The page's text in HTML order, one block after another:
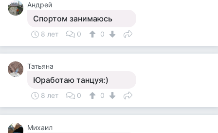
Андрей
Спортом занимаюсь
8 лет 0 0
Татьяна
Юработаю танцуя:)
8 лет 0 0
Михаил